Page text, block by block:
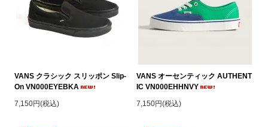
VANS クラシック スリッポン Slip-
On VN000EYEBKA
7,150円(税込)
VANS オーセンティック AUTHENT
IC VN000EHHNVY
7,150円(税込)